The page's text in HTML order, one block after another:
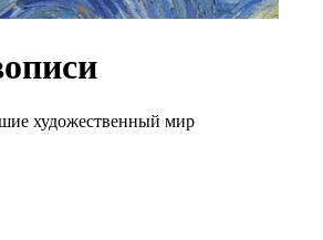
художественный мир